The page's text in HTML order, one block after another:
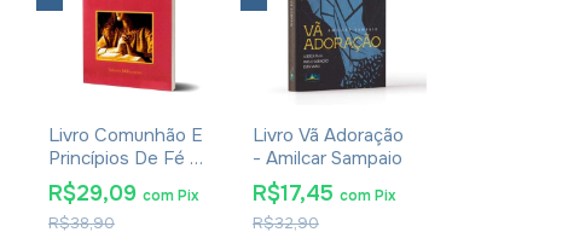
Livro Comunhão E
Princípios De Fé -
Valnice Milhomens
R$38,90
R$29,09 comPix
Livro Vã Adoração
- Amilcar Sampaio
R$32,90
R$17,45 comPix